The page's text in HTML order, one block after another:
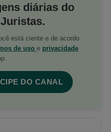
diárias do
está ciente e de acordo
de uso e privacidade
DO CANAL